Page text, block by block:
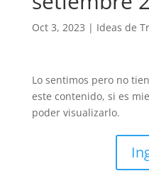
Oct 3, 2023 | Ideas de
Lo sentimos pero no
este contenido, si es
poder visualizarlo.